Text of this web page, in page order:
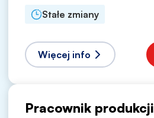
Stałe zmiany
Więcej info
Pracownik produkcji